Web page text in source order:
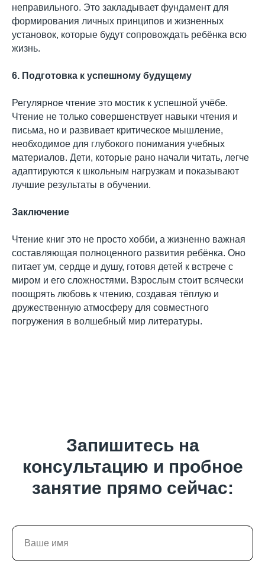
неправильного. Это закладывает фундамент для
формирования личных принципов и жизненных
установок, которые будут сопровождать ребёнка всю
жизнь.
6. Подготовка к успешному будущему
Регулярное чтение это мостик к успешной учёбе.
Чтение не только совершенствует навыки чтения и
письма, но и развивает критическое мышление,
необходимое для глубокого понимания учебных
материалов. Дети, которые рано начали читать, легче
адаптируются к школьным нагрузкам и показывают
лучшие результаты в обучении.
Заключение
Чтение книг это не просто хобби, а жизненно важная
составляющая полноценного развития ребёнка. Оно
питает ум, сердце и душу, готовя детей к встрече с
миром и его сложностями. Взрослым стоит всячески
поощрять любовь к чтению, создавая тёплую и
дружественную атмосферу для совместного
погружения в волшебный мир литературы.
Запишитесь на
консультацию и пробное
занятие прямо сейчас: